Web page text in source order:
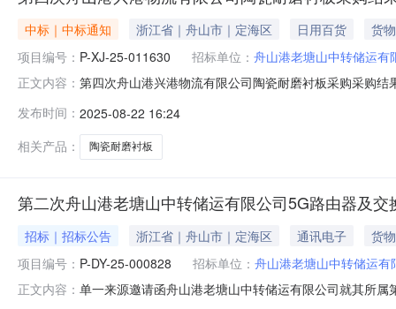
中标｜中标通知 浙江省｜舟山市｜定海区 日用百货
货物
项目编号： P-XJ-25-011630 招标单位： 舟山港老塘山中转储运有
正文内容： 第四次舟山港兴港物流有限公司陶瓷耐磨衬板采购采购
2025-08-22九、采购执行人联系方式：13758024406发
发布时间： 2025-08-22 16:24
相关产品：
陶瓷耐磨衬板
第二次舟山港老塘山中转储运有限公司5G路由器及交
招标｜招标公告 浙江省｜舟山市｜定海区 通讯电子
货物
项目编号： P-DY-25-000828 招标单位： 舟山港老塘山中转储运有
正文内容： 单一来源邀请函舟山港老塘山中转储运有限公司就其所